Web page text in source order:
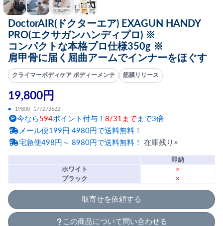
DoctorAIR(ドクターエア) EXAGUN HANDY
PRO(エクサガンハンディプロ) ※
コンパクトな本格プロ仕様350g ※
肩甲骨に届く屈曲アームでインナーをほぐす
クライマーボディケア ボディーメンテ 筋膜リリース
19,800円
● -19800- 177273622
今なら 594ポイント付与！ 8/31まで まで3倍
メール便199円 4980円で送料無料！
宅急便498円～ 8980円で送料無料！ 在庫残り×
即納
ホワイト
×
ブラック
×
取寄せを依頼する
この商品について問い合わせる